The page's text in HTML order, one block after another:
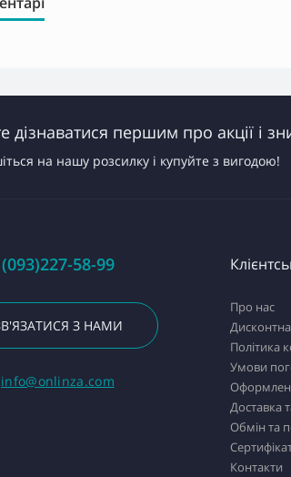
дізнаватися першим про акції і
на нашу розсилку і купуйте з вигодою!
(093)227-58-99
З НАМИ
info@onlinza.com
Про нас
Політика
Умови
Доставка
Обмін та
Контакти